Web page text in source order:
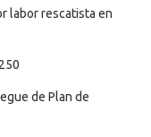
labor rescatista en
de Plan de